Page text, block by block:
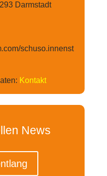
Darmstadt
schuso.innenst
Kontakt
News